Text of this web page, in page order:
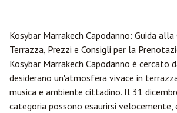
Kosybar Marrakech Capodanno: Guida alla
Terrazza, Prezzi e Consigli per la
Kosybar Marrakech Capodanno è cercato
desiderano un'atmosfera vivace in
musica e ambiente cittadino. Il 31
categoria possono esaurirsi velocemente,